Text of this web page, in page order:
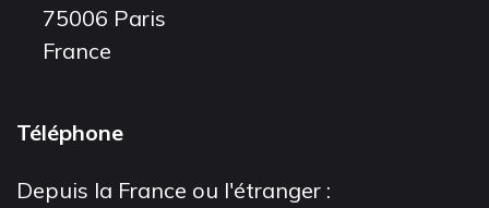
75006 Paris
France
Téléphone
Depuis la France ou l'étranger :